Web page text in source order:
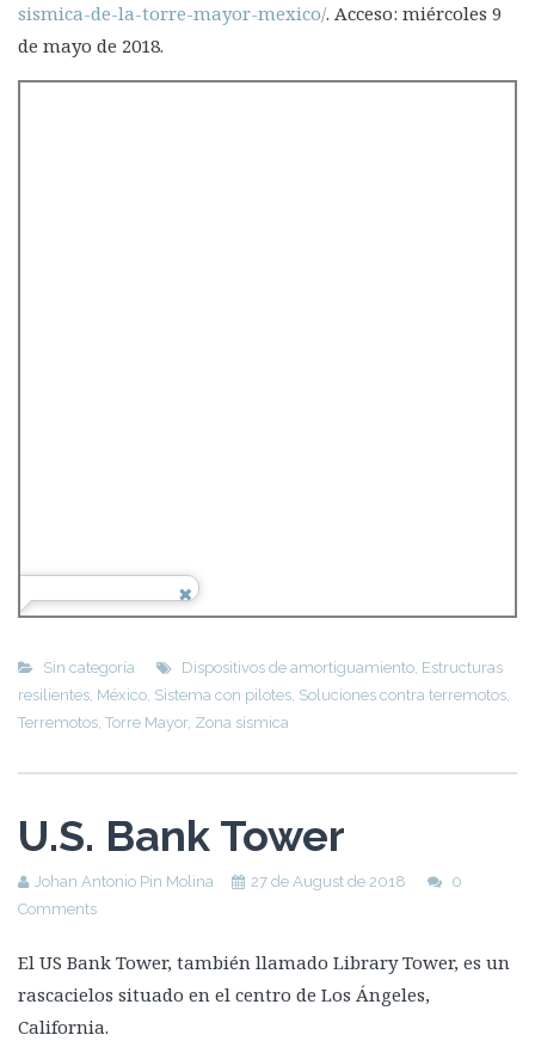
sismica-de-la-torre-mayor-mexico/. Acceso: miércoles 9
de mayo de 2018.
Sin categoría Dispositivos de amortiguamiento, Estructuras
resilientes, México, Sistema con pilotes, Soluciones contra terremotos,
Terremotos, Torre Mayor, Zona sísmica
U.S. Bank Tower
Johan Antonio Pin Molina 27 de August de 2018
0
Comments
El US Bank Tower, también llamado Library Tower, es un
rascacielos situado en el centro de Los Ángeles,
California.